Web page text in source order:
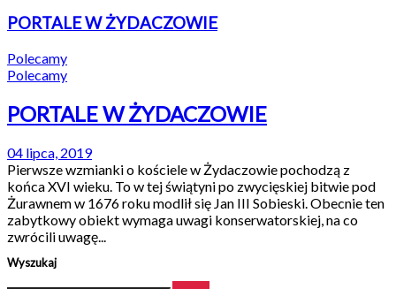
PORTALE W ŻYDACZOWIE
Polecamy
Polecamy
PORTALE W ŻYDACZOWIE
04 lipca, 2019
Pierwsze wzmianki o kościele w Żydaczowie pochodzą z
końca XVI wieku. To w tej świątyni po zwycięskiej bitwie pod
Żurawnem w 1676 roku modlił się Jan III Sobieski. Obecnie ten
zabytkowy obiekt wymaga uwagi konserwatorskiej, na co
zwrócili uwagę...
Wyszukaj